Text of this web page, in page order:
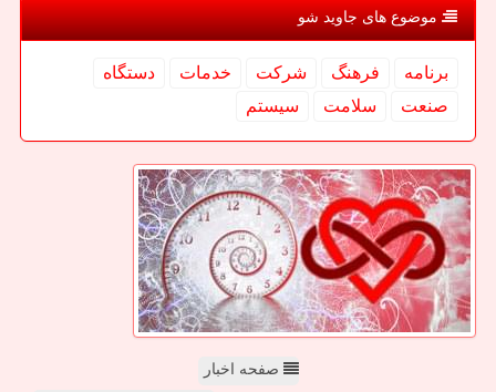
موضوع های جاوید شو
برنامه فرهنگ شركت خدمات
دستگاه
صنعت
سلامت سیستم
صفحه اخبار